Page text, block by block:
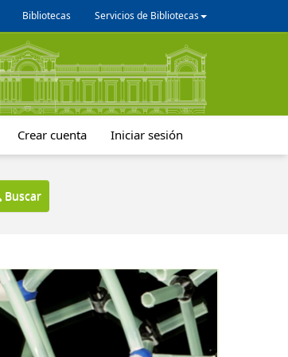
Bibliotecas Servicios de Bibliotecas
Crear cuenta Iniciar sesión
Buscar